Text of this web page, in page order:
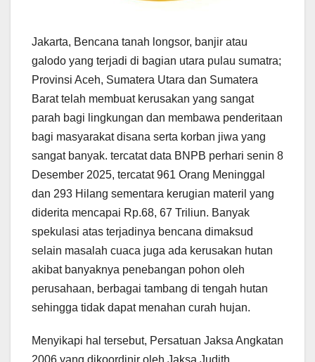
Jakarta, Bencana tanah longsor, banjir atau
galodo yang terjadi di bagian utara pulau sumatra;
Provinsi Aceh, Sumatera Utara dan Sumatera
Barat telah membuat kerusakan yang sangat
parah bagi lingkungan dan membawa penderitaan
bagi masyarakat disana serta korban jiwa yang
sangat banyak. tercatat data BNPB perhari senin 8
Desember 2025, tercatat 961 Orang Meninggal
dan 293 Hilang sementara kerugian materil yang
diderita mencapai Rp.68, 67 Triliun. Banyak
spekulasi atas terjadinya bencana dimaksud
selain masalah cuaca juga ada kerusakan hutan
akibat banyaknya penebangan pohon oleh
perusahaan, berbagai tambang di tengah hutan
sehingga tidak dapat menahan curah hujan.
Menyikapi hal tersebut, Persatuan Jaksa Angkatan
2006 yang dikoordinir oleh Jaksa Judith